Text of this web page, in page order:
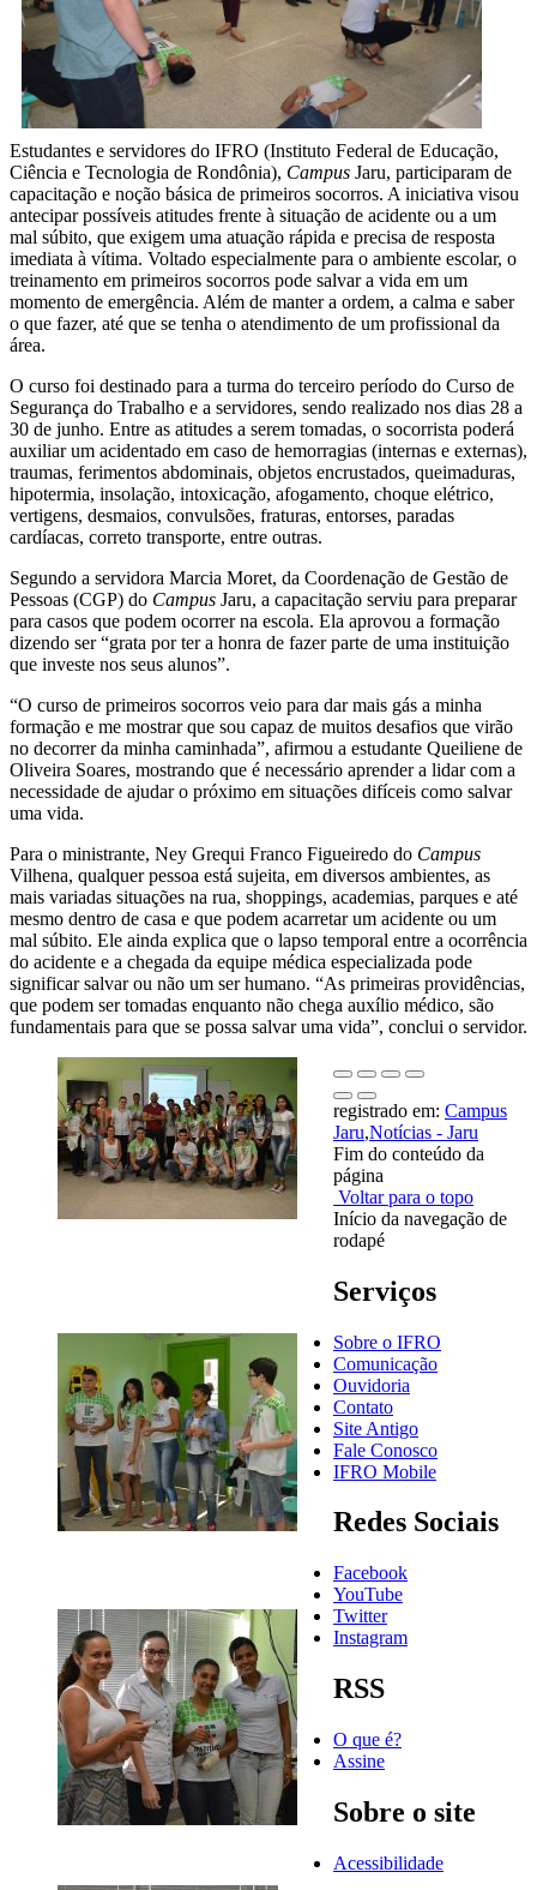
Estudantes e servidores do IFRO (Instituto Federal de Educação,
Ciência e Tecnologia de Rondônia), Campus Jaru, participaram de
capacitação e noção básica de primeiros socorros. A iniciativa visou
antecipar possíveis atitudes frente à situação de acidente ou a um
mal súbito, que exigem uma atuação rápida e precisa de resposta
imediata à vítima. Voltado especialmente para o ambiente escolar, o
treinamento em primeiros socorros pode salvar a vida em um
momento de emergência. Além de manter a ordem, a calma e saber
o que fazer, até que se tenha o atendimento de um profissional da
área.
O curso foi destinado para a turma do terceiro período do Curso de
Segurança do Trabalho e a servidores, sendo realizado nos dias 28 a
30 de junho. Entre as atitudes a serem tomadas, o socorrista poderá
auxiliar um acidentado em caso de hemorragias (internas e externas),
traumas, ferimentos abdominais, objetos encrustados, queimaduras,
hipotermia, insolação, intoxicação, afogamento, choque elétrico,
vertigens, desmaios, convulsões, fraturas, entorses, paradas
cardíacas, correto transporte, entre outras.
Segundo a servidora Marcia Moret, da Coordenação de Gestão de
Pessoas (CGP) do Campus Jaru, a capacitação serviu para preparar
para casos que podem ocorrer na escola. Ela aprovou a formação
dizendo ser “grata por ter a honra de fazer parte de uma instituição
que investe nos seus alunos”.
“O curso de primeiros socorros veio para dar mais gás a minha
formação e me mostrar que sou capaz de muitos desafios que virão
no decorrer da minha caminhada”, afirmou a estudante Queiliene de
Oliveira Soares, mostrando que é necessário aprender a lidar com a
necessidade de ajudar o próximo em situações difíceis como salvar
uma vida.
Para o ministrante, Ney Grequi Franco Figueiredo do Campus
Vilhena, qualquer pessoa está sujeita, em diversos ambientes, as
mais variadas situações na rua, shoppings, academias, parques e até
mesmo dentro de casa e que podem acarretar um acidente ou um
mal súbito. Ele ainda explica que o lapso temporal entre a ocorrência
do acidente e a chegada da equipe médica especializada pode
significar salvar ou não um ser humano. “As primeiras providências,
que podem ser tomadas enquanto não chega auxílio médico, são
fundamentais para que se possa salvar uma vida”, conclui o servidor.
registrado em: Campus
Jaru,Notícias - Jaru
Fim do conteúdo da
página
Voltar para o topo
Início da navegação de
rodapé
Serviços
Sobre o IFRO
Comunicação
Ouvidoria
Contato
Site Antigo
Fale Conosco
IFRO Mobile
Redes Sociais
Facebook
YouTube
Twitter
Instagram
RSS
O que é?
Assine
Sobre o site
Acessibilidade